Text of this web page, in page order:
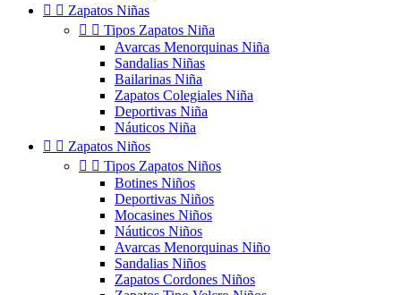
  Zapatos Niñas
  Tipos Zapatos Niña
Avarcas Menorquinas Niña
Sandalias Niñas
Bailarinas Niña
Zapatos Colegiales Niña
Deportivas Niña
Náuticos Niña
  Zapatos Niños
  Tipos Zapatos Niños
Botines Niños
Deportivas Niños
Mocasines Niños
Náuticos Niños
Avarcas Menorquinas Niño
Sandalias Niños
Zapatos Cordones Niños